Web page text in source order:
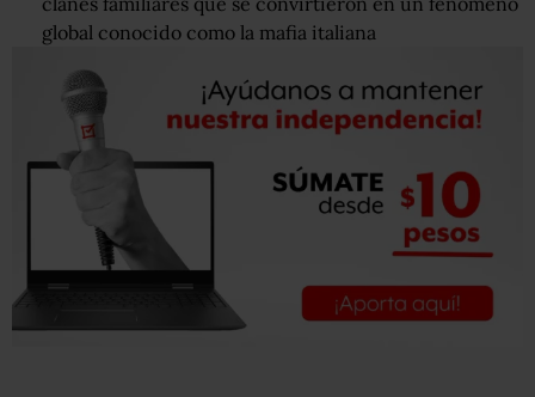
global conocido como la mafia italiana